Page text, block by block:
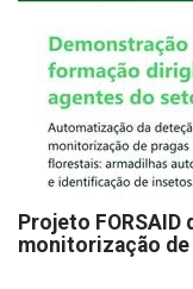
Projeto
monitorização